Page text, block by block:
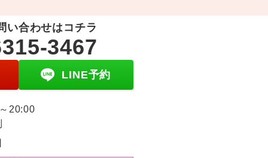
い合わせはコチラ
3467
LINE予約
20:00